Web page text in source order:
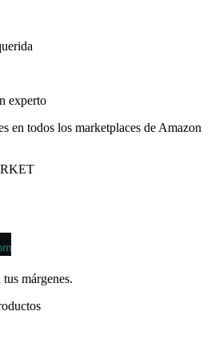
experto
en todos los marketplaces de Amazon
tus márgenes.